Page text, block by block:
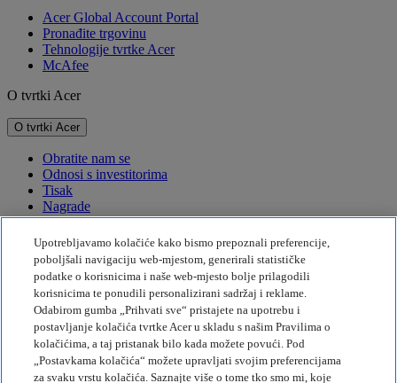
Acer Global Account Portal
Pronađite trgovinu
Tehnologije tvrtke Acer
McAfee
O tvrtki Acer
O tvrtki Acer
Obratite nam se
Odnosi s investitorima
Tisak
Nagrade
Događaji
Održivost
Održivost
Društvena odgovornost tvrtke
Emisije štetnih plinova za proizvod
Project Humanity
Earthion
Upotrebljavamo kolačiće kako bismo prepoznali preferencije,
poboljšali navigaciju web-mjestom, generirali statističke
podatke o korisnicima i naše web-mjesto bolje prilagodili
korisnicima te ponudili personalizirani sadržaj i reklame.
Odabirom gumba „Prihvati sve“ pristajete na upotrebu i
postavljanje kolačića tvrtke Acer u skladu s našim Pravilima o
kolačićima, a taj pristanak bilo kada možete povući. Pod
„Postavkama kolačića“ možete upravljati svojim preferencijama
za svaku vrstu kolačića. Saznajte više o tome tko smo mi, koje